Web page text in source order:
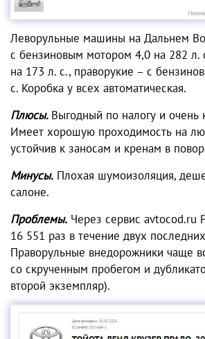
Леворульные машины на Дальнем
с бензиновым мотором 4,0 на 282 л.
на 173 л. с., праворукие – с
с. Коробка у всех автоматическая.
Плюсы. Выгодный по налогу и
Имеет хорошую проходимость на
устойчив к заносам и кренам в
Минусы. Плохая шумоизоляция,
салоне.
Проблемы. Через сервис avtocod.ru
16 551 раз в течение двух
Праворульные внедорожники чаще
со скрученным пробегом и
второй экземпляр).